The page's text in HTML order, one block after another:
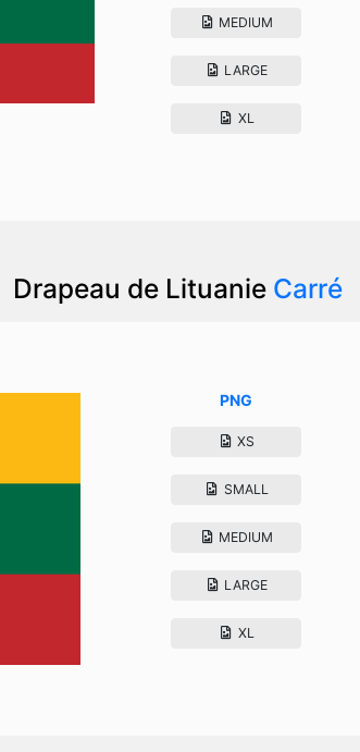
MEDIUM
LARGE
XL
Drapeau de Lituanie Carré
PNG
XS
SMALL
MEDIUM
LARGE
XL